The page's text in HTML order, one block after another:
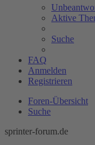
Aktive
Suche
FAQ
Anmelden
Registrieren
Foren-Übersicht
Suche
sprinter-forum.de